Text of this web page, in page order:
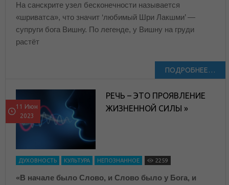
На санскрите узел бесконечности называется
«шриватса», что значит ‘любимый Шри Лакшми’ —
супруги бога Вишну. По легенде, у Вишну на груди
растёт
ПОДРОБНЕЕ…
11 Июн
2023
РЕЧЬ – ЭТО ПРОЯВЛЕНИЕ
ЖИЗНЕННОЙ СИЛЫ »
ДУХОВНОСТЬ КУЛЬТУРА НЕПОЗНАННОЕ 2259
«В начале было Слово, и Слово было у Бога, и